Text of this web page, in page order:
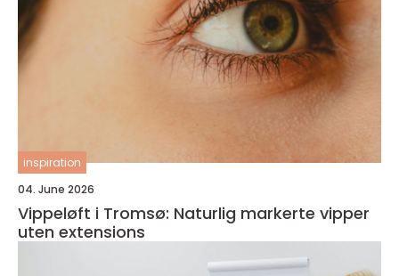
inspiration
04. June 2026
Vippeløft i Tromsø: Naturlig markerte vipper
uten extensions